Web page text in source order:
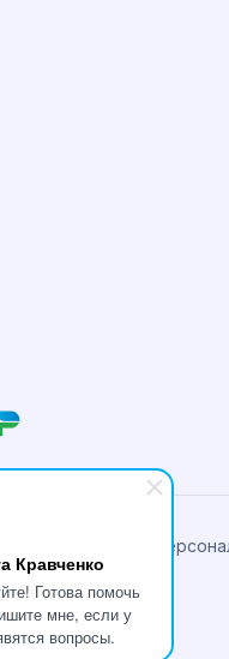
Кравченко
Готова помочь
мне, если у
вопросы.
и обработки